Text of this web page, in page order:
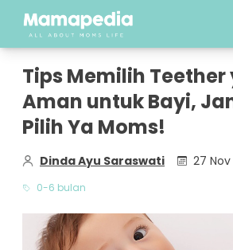
Tips Memilih
Aman untuk Bayi,
Pilih Ya Moms!
Dinda Ayu Saraswati 27
0-6 bulan